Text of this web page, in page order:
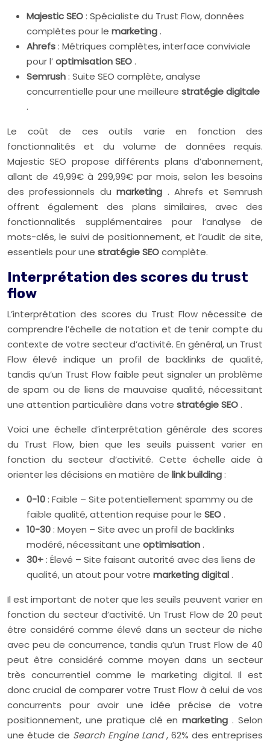
Majestic SEO: Spécialiste du Trust Flow, données
complètes pour le marketing.
Ahrefs: Métriques complètes, interface conviviale
pour l’optimisation SEO.
Semrush: Suite SEO complète, analyse
concurrentielle pour une meilleure stratégie digitale
.
Le coût de ces outils varie en fonction des
fonctionnalités et du volume de données requis.
Majestic SEO propose différents plans d’abonnement,
allant de 49,99€ à 299,99€ par mois, selon les besoins
des professionnels dumarketing . Ahrefs et Semrush
offrent également des plans similaires, avec des
fonctionnalités supplémentaires pour l’analyse de
mots-clés, le suivi de positionnement, et l’audit de site,
essentiels pour une stratégie SEOcomplète.
Interprétation des scores du trust
flow
L’interprétation des scores du Trust Flow nécessite de
comprendre l’échelle de notation et de tenir compte du
contexte de votre secteur d’activité. En général, un Trust
Flow élevé indique un profil de backlinks de qualité,
tandis qu’un Trust Flow faible peut signaler un problème
de spam ou de liens de mauvaise qualité, nécessitant
une attention particulière dans votre stratégie SEO.
Voici une échelle d’interprétation générale des scores
du Trust Flow, bien que les seuils puissent varier en
fonction du secteur d’activité. Cette échelle aide à
orienter les décisions en matière de link building:
0-10: Faible – Site potentiellement spammy ou de
faible qualité, attention requise pour le SEO.
10-30: Moyen – Site avec un profil de backlinks
modéré, nécessitant une optimisation.
30+: Élevé – Site faisant autorité avec des liens de
qualité, un atout pour votre marketing digital.
Il est important de noter que les seuils peuvent varier en
fonction du secteur d’activité. Un Trust Flow de 20 peut
être considéré comme élevé dans un secteur de niche
avec peu de concurrence, tandis qu’un Trust Flow de 40
peut être considéré comme moyen dans un secteur
très concurrentiel comme le marketing digital. Il est
donc crucial de comparer votre Trust Flow à celui de vos
concurrents pour avoir une idée précise de votre
positionnement, une pratique clé enmarketing. Selon
une étude de Search Engine Land, 62% des entreprises